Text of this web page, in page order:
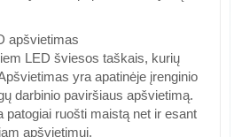
apšvietimas
LED šviesos taškais, kurių
yra apatinėje įrenginio
darbinio paviršiaus apšvietimą.
patogiai ruošti maistą net ir esant
apšvietimui.